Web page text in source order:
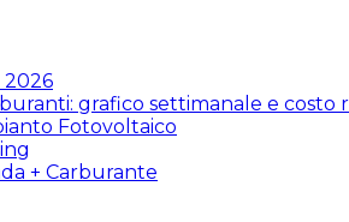
2026
grafico settimanale e costo
Fotovoltaico
+ Carburante